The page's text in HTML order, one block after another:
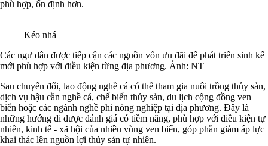
phù hợp, ổn định hơn.
Kéo nhá
Các ngư dân được tiếp cận các nguồn vốn ưu đãi để phát triển sinh kế
mới phù hợp với điều kiện từng địa phương. Ảnh: NT
Sau chuyển đổi, lao động nghề cá có thể tham gia nuôi trồng thủy sản,
dịch vụ hậu cần nghề cá, chế biến thủy sản, du lịch cộng đồng ven
biển hoặc các ngành nghề phi nông nghiệp tại địa phương. Đây là
những hướng đi được đánh giá có tiềm năng, phù hợp với điều kiện tự
nhiên, kinh tế - xã hội của nhiều vùng ven biển, góp phần giảm áp lực
khai thác lên nguồn lợi thủy sản tự nhiên.